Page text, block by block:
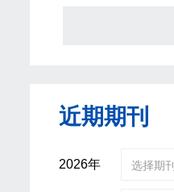
近期期刊
2026年 选择期刊